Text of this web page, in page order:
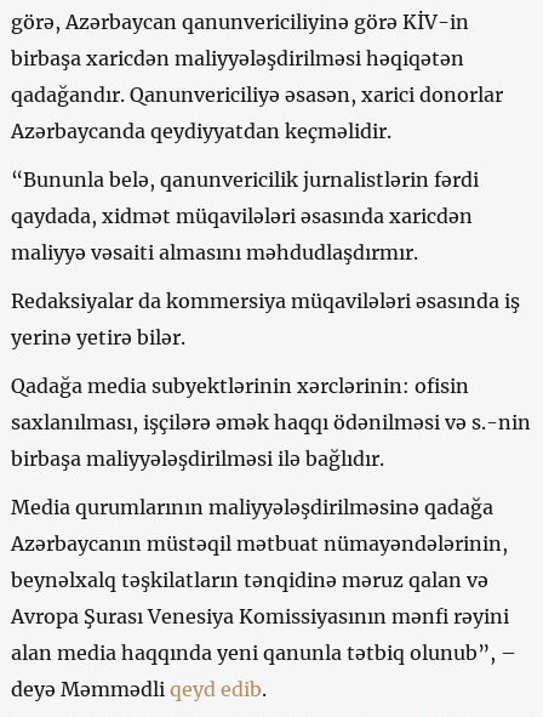
görə, Azərbaycan qanunvericiliyinə görə KİV-in
birbaşa xaricdən maliyyələşdirilməsi həqiqətən
qadağandır. Qanunvericiliyə əsasən, xarici donorlar
Azərbaycanda qeydiyyatdan keçməlidir.
“Bununla belə, qanunvericilik jurnalistlərin fərdi
qaydada, xidmət müqavilələri əsasında xaricdən
maliyyə vəsaiti almasını məhdudlaşdırmır.
Redaksiyalar da kommersiya müqavilələri əsasında iş
yerinə yetirə bilər.
Qadağa media subyektlərinin xərclərinin: ofisin
saxlanılması, işçilərə əmək haqqı ödənilməsi və s.-nin
birbaşa maliyyələşdirilməsi ilə bağlıdır.
Media qurumlarının maliyyələşdirilməsinə qadağa
Azərbaycanın müstəqil mətbuat nümayəndələrinin,
beynəlxalq təşkilatların tənqidinə məruz qalan və
Avropa Şurası Venesiya Komissiyasının mənfi rəyini
alan media haqqında yeni qanunla tətbiq olunub”, –
deyə Məmmədli qeyd edib.